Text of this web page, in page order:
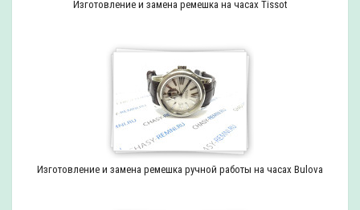
Изготовление и замена ремешка на часах Tissot
Изготовление и замена ремешка ручной работы на часах Bulova